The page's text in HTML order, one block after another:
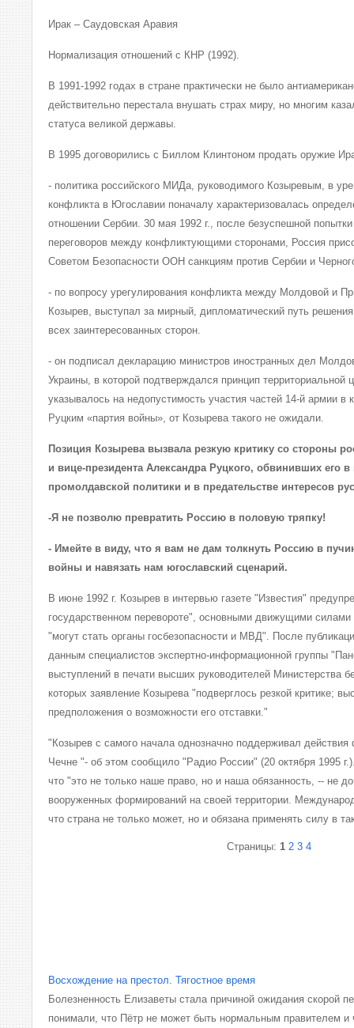
Ирак – Саудовская Аравия
Нормализация отношений с КНР (1992).
В 1991-1992 годах в стране практически не было
действительно перестала внушать страх миру, но многим
статуса великой державы.
В 1995 договорились с Биллом Клинтоном продать оружие
- политика российского МИДа, руководимого Козыревым, в
конфликта в Югославии поначалу характеризовалась
отношении Сербии. 30 мая 1992 г., после безуспешной
переговоров между конфликтующими сторонами, Россия
Советом Безопасности ООН санкциям против Сербии и
- по вопросу урегулирования конфликта между Молдовой и
Козырев, выступал за мирный, дипломатический путь
всех заинтересованных сторон.
- он подписал декларацию министров иностранных дел
Украины, в которой подтверждался принцип территориальной
указывалось на недопустимость участия частей 14-й армии в
Руцким «партия войны», от Козырева такого не ожидали.
Позиция Козырева вызвала резкую критику со стороны
и вице-президента Александра Руцкого, обвинивших его
промолдавской политики и в предательстве интересов
-Я не позволю превратить Россию в половую тряпку!
- Имейте в виду, что я вам не дам толкнуть Россию в
войны и навязать нам югославский сценарий.
В июне 1992 г. Козырев в интервью газете "Известия"
государственном перевороте", основными движущими силами
"могут стать органы госбезопасности и МВД". После
данным специалистов экспертно-информационной группы
выступлений в печати высших руководителей Министерства
которых заявление Козырева "подверглось резкой критике;
предположения о возможности его отставки."
"Козырев с самого начала однозначно поддерживал
Чечне "- об этом сообщило "Радио России" (20 октября 1995
что "это не только наше право, но и наша обязанность, -- не
вооруженных формирований на своей территории.
что страна не только может, но и обязана применять силу в
Страницы: 1 2 3 4
Восхождение на престол. Тягостное время
Болезненность Елизаветы стала причиной ожидания скорой
понимали, что Пётр не может быть нормальным правителем и